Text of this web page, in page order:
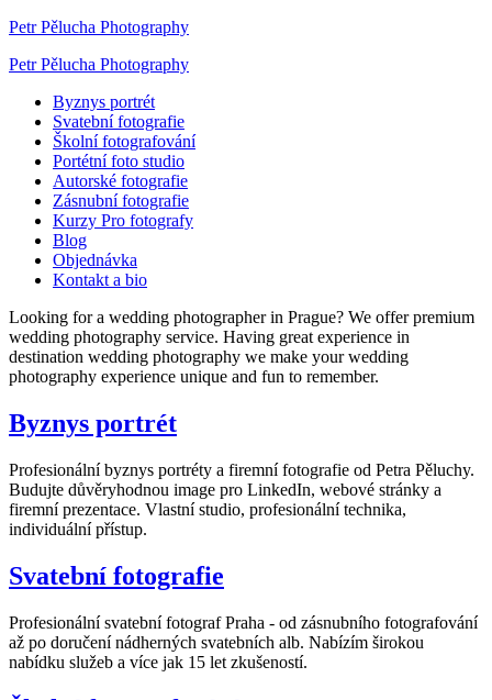
Petr Pělucha Photography
Petr Pělucha Photography
Byznys portrét
Svatební fotografie
Školní fotografování
Portétní foto studio
Autorské fotografie
Zásnubní fotografie
Kurzy Pro fotografy
Blog
Objednávka
Kontakt a bio
Looking for a wedding photographer in Prague? We offer premium
wedding photography service. Having great experience in
destination wedding photography we make your wedding
photography experience unique and fun to remember.
Byznys portrét
Profesionální byznys portréty a firemní fotografie od Petra Pěluchy.
Budujte důvěryhodnou image pro LinkedIn, webové stránky a
firemní prezentace. Vlastní studio, profesionální technika,
individuální přístup.
Svatební fotografie
Profesionální svatební fotograf Praha - od zásnubního fotografování
až po doručení nádherných svatebních alb. Nabízím širokou
nabídku služeb a více jak 15 let zkušeností.